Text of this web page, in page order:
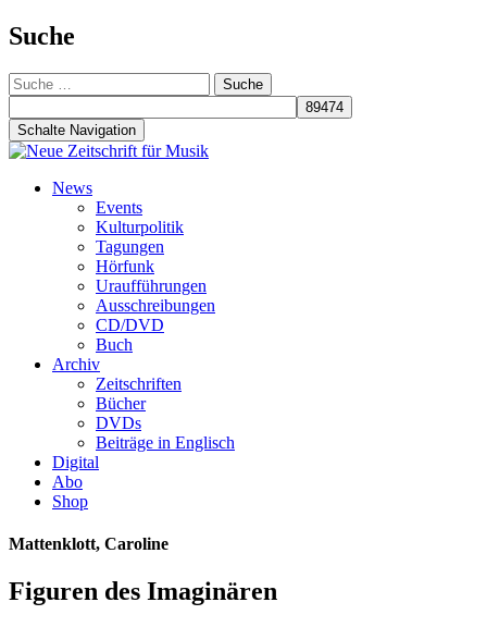
Suche
Suche
nach:
Schalte Navigation
Zum
News
Events
Kulturpolitik
Tagungen
Hörfunk
Uraufführungen
Ausschreibungen
CD/DVD
Buch
Archiv
Zeitschriften
Bücher
DVDs
Beiträge in Englisch
Digital
Abo
Shop
Mattenklott, Caroline
Figuren des Imaginären